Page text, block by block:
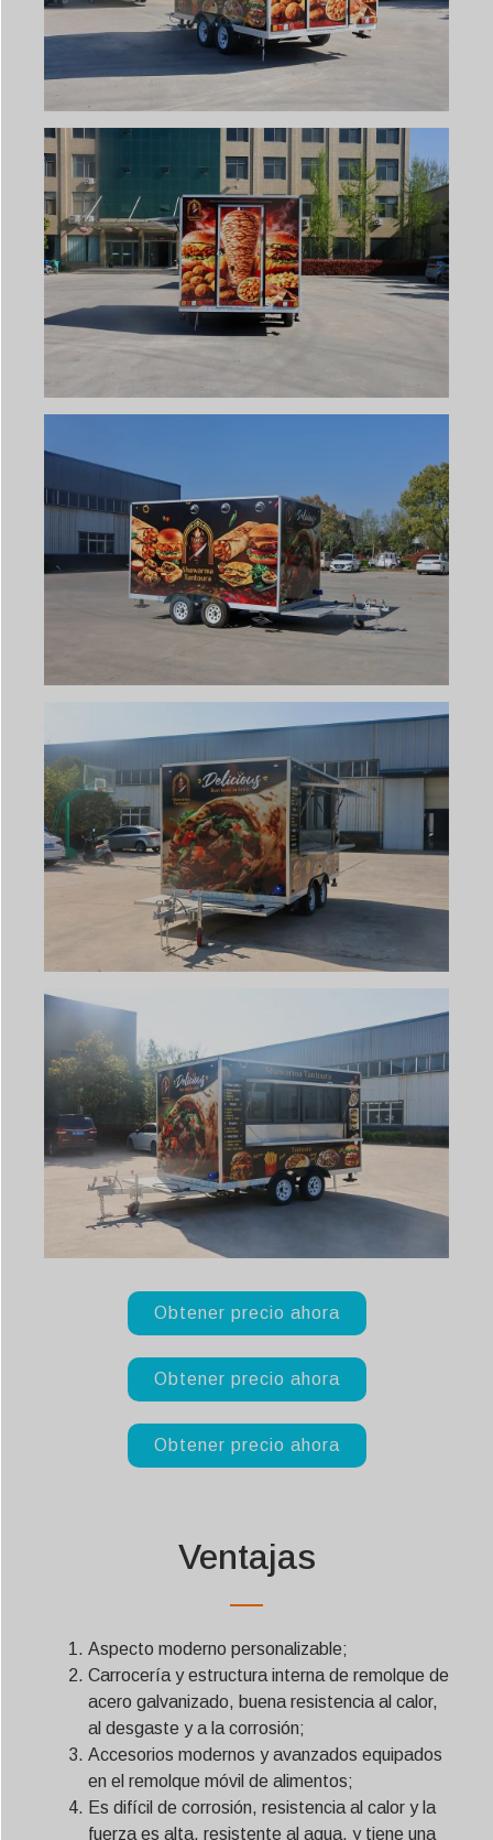
Obtener precio ahora
Obtener precio ahora
Obtener precio ahora
Ventajas
Aspecto moderno personalizable;
Carrocería y estructura interna de remolque de
acero galvanizado, buena resistencia al calor,
al desgaste y a la corrosión;
Accesorios modernos y avanzados equipados
en el remolque móvil de alimentos;
Es difícil de corrosión, resistencia al calor y la
fuerza es alta, resistente al agua, y tiene una